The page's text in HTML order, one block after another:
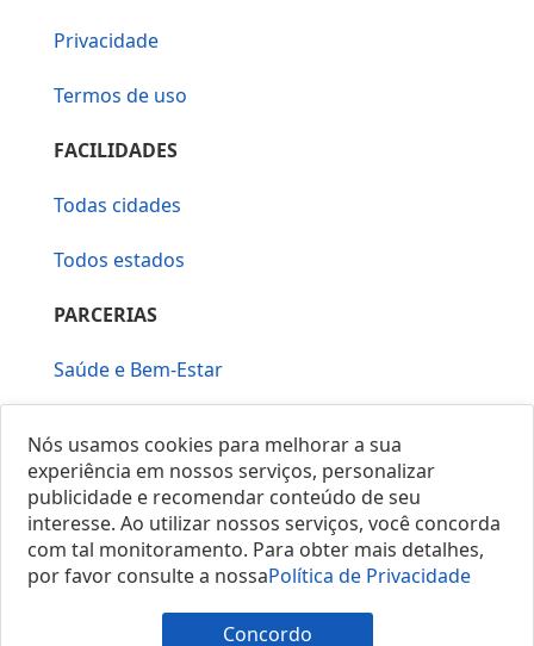
Privacidade
Termos de uso
FACILIDADES
Todas cidades
Todos estados
PARCERIAS
Saúde e Bem-Estar
© 2025 Locais do Brasil
Nós usamos cookies para melhorar a sua
experiência em nossos serviços, personalizar
publicidade e recomendar conteúdo de seu
interesse. Ao utilizar nossos serviços, você concorda
com tal monitoramento. Para obter mais detalhes,
por favor consulte a nossaPolítica de Privacidade
Concordo